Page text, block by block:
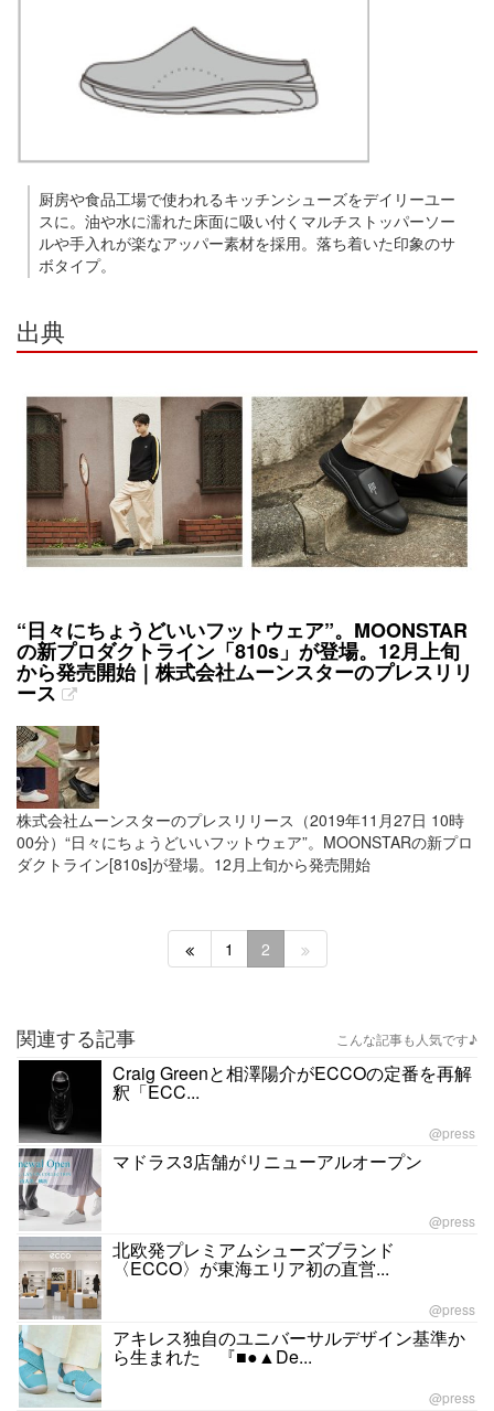
厨房や食品工場で使われるキッチンシューズをデイリーユー
スに。油や水に濡れた床面に吸い付くマルチストッパーソー
ルや手入れが楽なアッパー素材を採用。落ち着いた印象のサ
ボタイプ。
出典
“日々にちょうどいいフットウェア”。MOONSTAR
の新プロダクトライン「810s」が登場。12月上旬
から発売開始｜株式会社ムーンスターのプレスリリ
ース
株式会社ムーンスターのプレスリリース（2019年11月27日 10時
00分）“日々にちょうどいいフットウェア”。MOONSTARの新プロ
ダクトライン[810s]が登場。12月上旬から発売開始
1 2
関連する記事 こんな記事も人気です♪
Craig Greenと相澤陽介がECCOの定番を再解
釈「ECC...
@press
マドラス3店舗がリニューアルオープン
@press
北欧発プレミアムシューズブランド
〈ECCO〉が東海エリア初の直営...
@press
アキレス独自のユニバーサルデザイン基準か
ら生まれた 『■●▲De...
@press